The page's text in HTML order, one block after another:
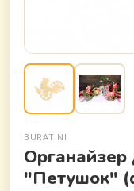
BURATINI
Органайзер
"Петушок"